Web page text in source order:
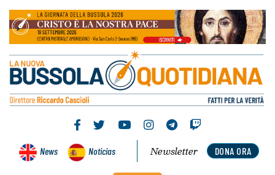
News Noticias DONA ORA
Newsletter